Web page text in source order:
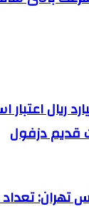
میلیارد ریال
قدیم دزفول
تهران: